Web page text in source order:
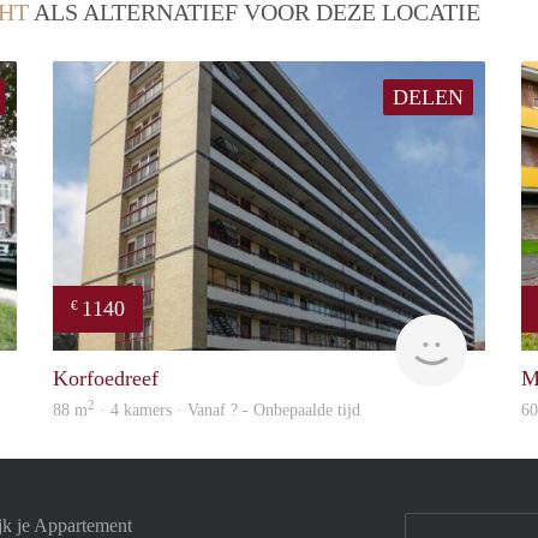
ALS ALTERNATIEF VOOR DEZE LOCATIE
finder
DELEN
€ 1140
rent
Korfoedreef
88 m2 · 4 kamers · Vanaf ? - Onbepaalde tijd
je Appartement